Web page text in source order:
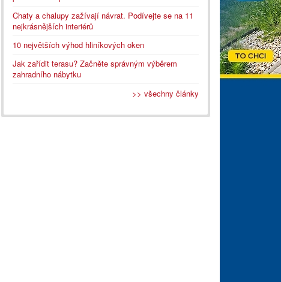
Chaty a chalupy zažívají návrat. Podívejte se na 11
nejkrásnějších interiérů
10 největších výhod hliníkových oken
Jak zařídit terasu? Začněte správným výběrem
zahradního nábytku
>> všechny články